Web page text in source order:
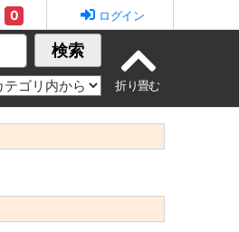
0 ログイン
検索